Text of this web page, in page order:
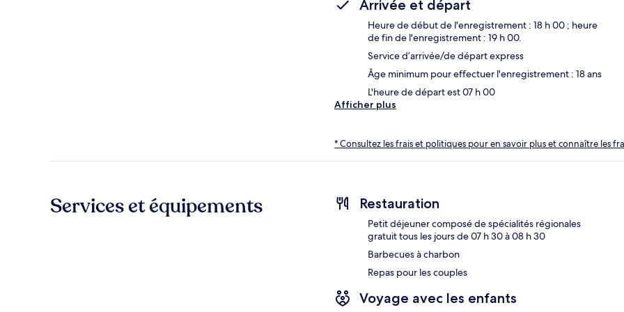
Arrivée et départ
Heure de début de l'enregistrement : 18 h 00 ; heure
de fin de l'enregistrement : 19 h 00.
Service d’arrivée/de départ express
Âge minimum pour effectuer l'enregistrement : 18 ans
L'heure de départ est 07 h 00
Afficher plus
* Consultez les frais et politiques pour en savoir plus et connaître les
Services et équipements Restauration
Petit déjeuner composé de spécialités régionales
gratuit tous les jours de 07 h 30 à 08 h 30
Barbecues à charbon
Repas pour les couples
Voyage avec les enfants